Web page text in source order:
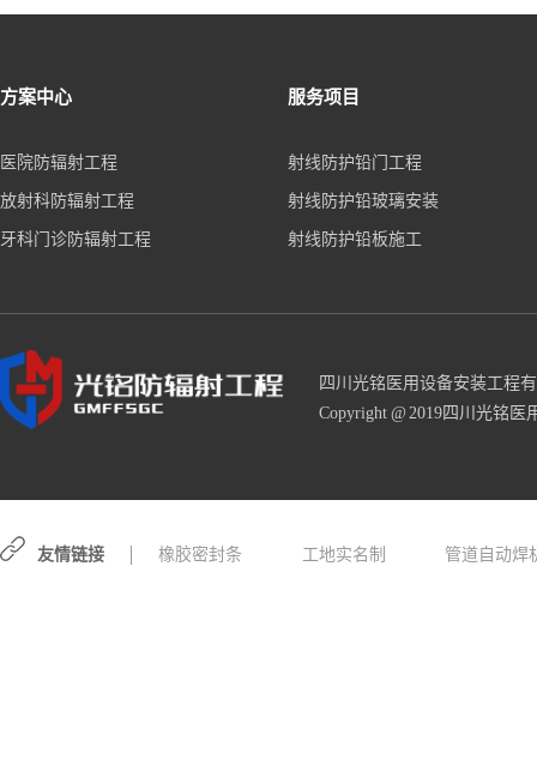
方案中心
医院防辐射工程
放射科防辐射工程
牙科门诊防辐射工程
服务项目
射线防护铅门工程
射线防护铅玻璃安装
射线防护铅板施工
四川光铭医用设备安装工程
Copyright @ 2019四川光铭医
友情链接 橡胶密封条 工地实名制 管道自动焊